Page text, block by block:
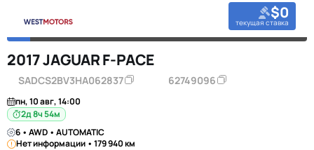
$0
текущая ставка
2017 JAGUAR F-PACE
SADCS2BV3HA062837 62749096
пн, 10 авг, 14:00
2д 8ч 54м
6 • AWD • AUTOMATIC
Нет информации • 179 940 км